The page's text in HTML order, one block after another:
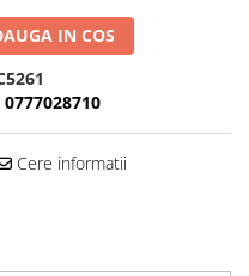
IN COS
0777028710
Cere informatii